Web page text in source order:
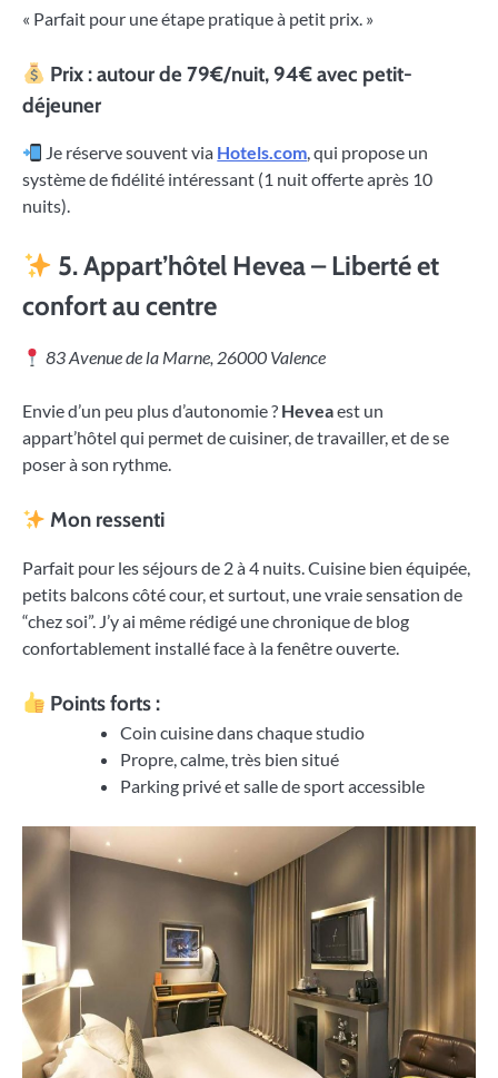
« Parfait pour une étape pratique à petit prix. »
Prix : autour de 79€/nuit, 94€ avec petit-
déjeuner
Je réserve souvent via Hotels.com, qui propose un
système de fidélité intéressant (1 nuit offerte après 10
nuits).
5.Appart’hôtel Hevea – Liberté et
confort au centre
83 Avenue de la Marne, 26000 Valence
Envie d’un peu plus d’autonomie ? Heveaest un
appart’hôtel qui permet de cuisiner, de travailler, et de se
poser à son rythme.
Mon ressenti
Parfait pour les séjours de 2 à 4 nuits. Cuisine bien équipée,
petits balcons côté cour, et surtout, une vraie sensation de
“chez soi”. J’y ai même rédigé une chronique de blog
confortablement installé face à la fenêtre ouverte.
Points forts :
Coin cuisine dans chaque studio
Propre, calme, très bien situé
Parking privé et salle de sport accessible